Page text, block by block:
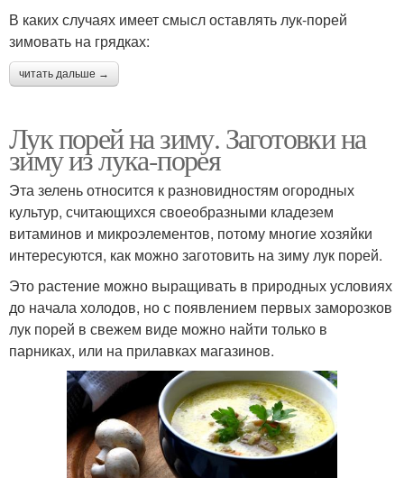
В каких случаях имеет смысл оставлять лук-порей
зимовать на грядках:
читать дальше →
Лук порей на зиму. Заготовки на
зиму из лука-порея
Эта зелень относится к разновидностям огородных
культур, считающихся своеобразными кладезем
витаминов и микроэлементов, потому многие хозяйки
интересуются, как можно заготовить на зиму лук порей.
Это растение можно выращивать в природных условиях
до начала холодов, но с появлением первых заморозков
лук порей в свежем виде можно найти только в
парниках, или на прилавках магазинов.